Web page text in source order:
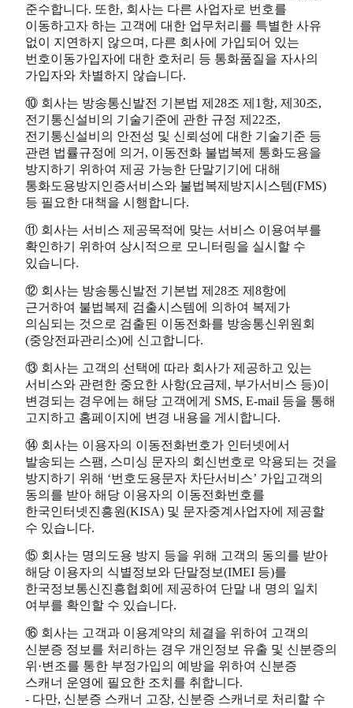
준수합니다. 또한, 회사는 다른 사업자로 번호를
이동하고자 하는 고객에 대한 업무처리를 특별한 사유
없이 지연하지 않으며, 다른 회사에 가입되어 있는
번호이동가입자에 대한 호처리 등 통화품질을 자사의
가입자와 차별하지 않습니다.
⑩ 회사는 방송통신발전 기본법 제28조 제1항, 제30조,
전기통신설비의 기술기준에 관한 규정 제22조,
전기통신설비의 안전성 및 신뢰성에 대한 기술기준 등
관련 법률규정에 의거, 이동전화 불법복제 통화도용을
방지하기 위하여 제공 가능한 단말기기에 대해
통화도용방지인증서비스와 불법복제방지시스템(FMS)
등 필요한 대책을 시행합니다.
⑪ 회사는 서비스 제공목적에 맞는 서비스 이용여부를
확인하기 위하여 상시적으로 모니터링을 실시할 수
있습니다.
⑫ 회사는 방송통신발전 기본법 제28조 제8항에
근거하여 불법복제 검출시스템에 의하여 복제가
의심되는 것으로 검출된 이동전화를 방송통신위원회
(중앙전파관리소)에 신고합니다.
⑬ 회사는 고객의 선택에 따라 회사가 제공하고 있는
서비스와 관련한 중요한 사항(요금제, 부가서비스 등)이
변경되는 경우에는 해당 고객에게 SMS, E-mail 등을 통해
고지하고 홈페이지에 변경 내용을 게시합니다.
⑭ 회사는 이용자의 이동전화번호가 인터넷에서
발송되는 스팸, 스미싱 문자의 회신번호로 악용되는 것을
방지하기 위해 ‘번호도용문자 차단서비스’ 가입고객의
동의를 받아 해당 이용자의 이동전화번호를
한국인터넷진흥원(KISA) 및 문자중계사업자에 제공할
수 있습니다.
⑮ 회사는 명의도용 방지 등을 위해 고객의 동의를 받아
해당 이용자의 식별정보와 단말정보(IMEI 등)를
한국정보통신진흥협회에 제공하여 단말 내 명의 일치
여부를 확인할 수 있습니다.
⑯ 회사는 고객과 이용계약의 체결을 위하여 고객의
신분증 정보를 처리하는 경우 개인정보 유출 및 신분증의
위·변조를 통한 부정가입의 예방을 위하여 신분증
스캐너 운영에 필요한 조치를 취합니다.
- 다만, 신분증 스캐너 고장, 신분증 스캐너로 처리할 수